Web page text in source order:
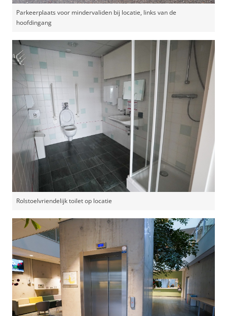
Parkeerplaats voor mindervaliden bij locatie, links van de
hoofdingang
Rolstoelvriendelijk toilet op locatie